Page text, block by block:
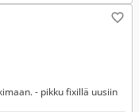
- pikku fixillä uusiin